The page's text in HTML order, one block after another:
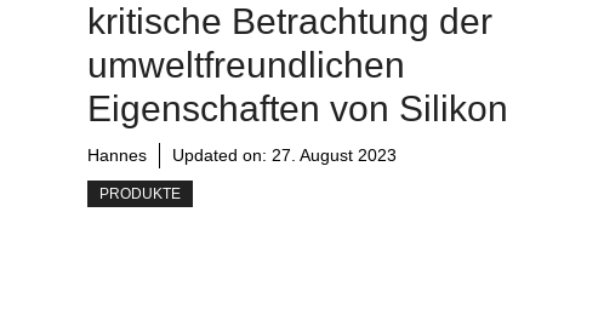
kritische Betrachtung der
umweltfreundlichen
Eigenschaften von Silikon
Hannes Updated on: 27. August 2023
PRODUKTE